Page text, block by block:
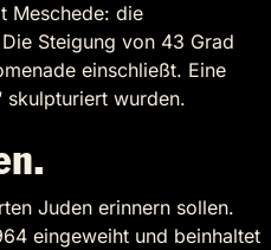
Meschede: die
Steigung von 43 Grad
einschließt. Eine
skulpturiert wurden.
Juden erinnern sollen.
eingeweiht und beinhaltet